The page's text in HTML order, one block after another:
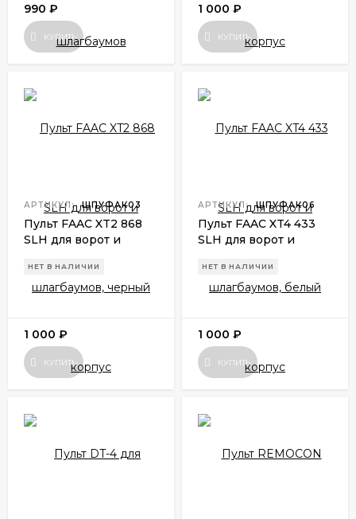
990 ₽
КУПИТЬ
1 000 ₽
КУПИТЬ
АРТИКУЛ: ШПУФАК03
Пульт FAAC XT2 868
SLH для ворот и
корпус
НЕТ В НАЛИЧИИ
1 000 ₽
КУПИТЬ
АРТИКУЛ: ШПУФАК06
Пульт FAAC XT4 433
SLH для ворот и
корпус
НЕТ В НАЛИЧИИ
1 000 ₽
КУПИТЬ